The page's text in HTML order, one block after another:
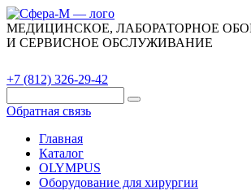
МЕДИЦИНСКОЕ, ЛАБОРАТОРНОЕ
И СЕРВИСНОЕ ОБСЛУЖИВАНИЕ
+7 (812) 326-29-42
Обратная связь
Главная
Каталог
OLYMPUS
Оборудование для хирургии